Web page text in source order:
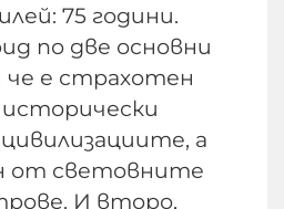
75 години.
по две основни
че е страхотен
а
от световните
И второ,